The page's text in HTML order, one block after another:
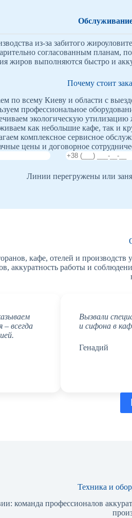
из-за забитого
согласованным планам,
жиров выполняются быстро и
Почему стоит
по всему Киеву и области с
профессиональное
экологическую утилизацию
как небольшие кафе, так и
комплексное сервисное
цены и договорное
Линии перегружены или
кафе, отелей и производств
аккуратность работы и
– всегда
Вызвали
и сифона в
Генадий
Техника и
команда профессионалов